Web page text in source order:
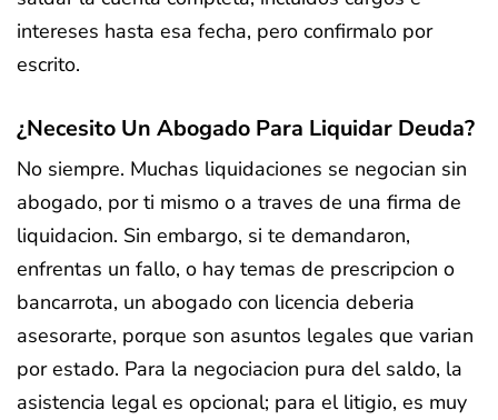
intereses hasta esa fecha, pero confirmalo por
escrito.
¿Necesito Un Abogado Para Liquidar Deuda?
No siempre. Muchas liquidaciones se negocian sin
abogado, por ti mismo o a traves de una firma de
liquidacion. Sin embargo, si te demandaron,
enfrentas un fallo, o hay temas de prescripcion o
bancarrota, un abogado con licencia deberia
asesorarte, porque son asuntos legales que varian
por estado. Para la negociacion pura del saldo, la
asistencia legal es opcional; para el litigio, es muy